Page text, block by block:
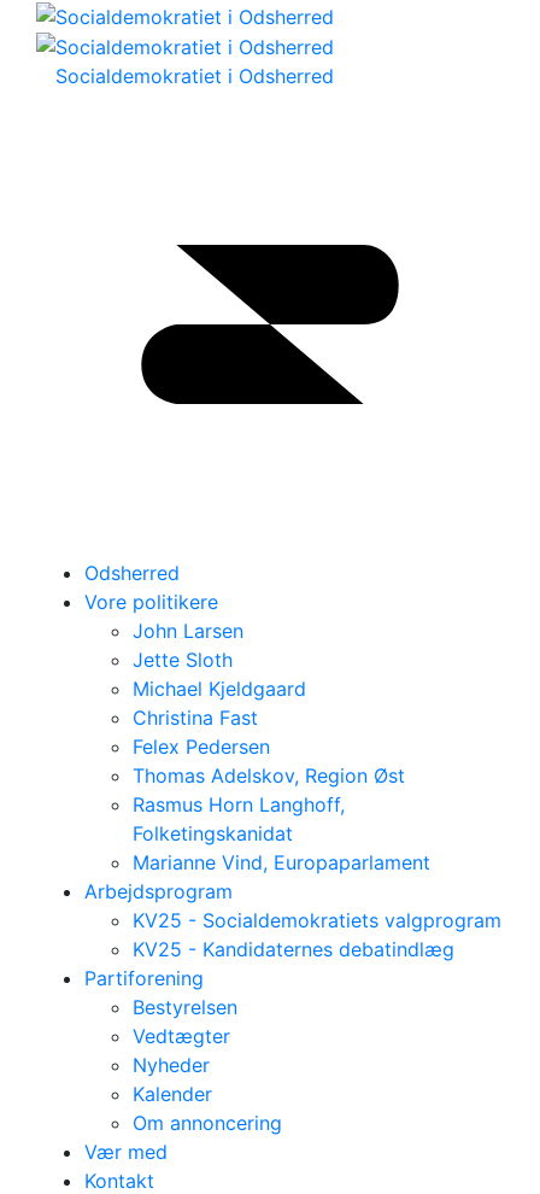
Socialdemokratiet i Odsherred
Odsherred
Vore politikere
John Larsen
Jette Sloth
Michael Kjeldgaard
Christina Fast
Felex Pedersen
Thomas Adelskov, Region Øst
Rasmus Horn Langhoff,
Folketingskanidat
Marianne Vind, Europaparlament
Arbejdsprogram
KV25 - Socialdemokratiets valgprogram
KV25 - Kandidaternes debatindlæg
Partiforening
Bestyrelsen
Vedtægter
Nyheder
Kalender
Om annoncering
Vær med
Kontakt